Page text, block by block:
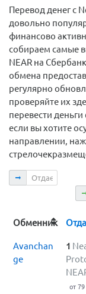
Перевод денег с
довольно
финансово
собираем самые
NEAR на
обмена
регулярно
проверяйте их
перевести
если вы хотите
направлении,
Отдаете
Обменник
Avanchan
ge
1
от 79